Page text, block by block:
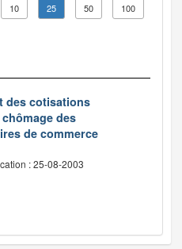
10 25 50 100
des cotisations
des
de commerce
: 25-08-2003